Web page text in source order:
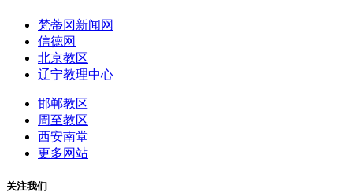
梵蒂冈新闻网
信德网
北京教区
辽宁教理中心
邯郸教区
周至教区
西安南堂
更多网站
关注我们